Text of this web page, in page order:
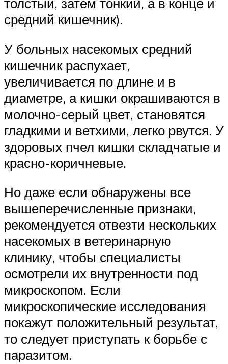
средний кишечник).
У больных насекомых средний
кишечник распухает,
увеличивается по длине и в
диаметре, а кишки окрашиваются в
молочно-серый цвет, становятся
гладкими и ветхими, легко рвутся. У
здоровых пчел кишки складчатые и
красно-коричневые.
Но даже если обнаружены все
вышеперечисленные признаки,
рекомендуется отвезти нескольких
насекомых в ветеринарную
клинику, чтобы специалисты
осмотрели их внутренности под
микроскопом. Если
микроскопические исследования
покажут положительный результат,
то следует приступать к борьбе с
паразитом.